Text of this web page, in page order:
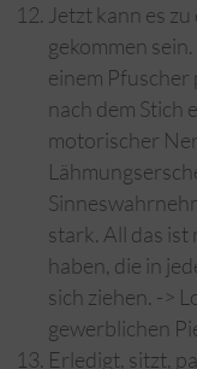
Jetzt kann es
gekommen
einem Pfuscher
nach dem Stich
motorischer
stark. All das ist
haben, die in
sich ziehen. ->
gewerblichen
Erledigt, sitzt,